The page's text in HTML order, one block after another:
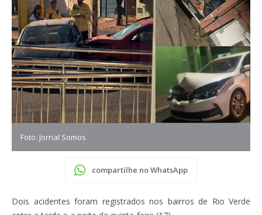
Foto: Jornal Somos
compartilhe no WhatsApp
Dois acidentes foram registrados nos bairros de Rio Verde